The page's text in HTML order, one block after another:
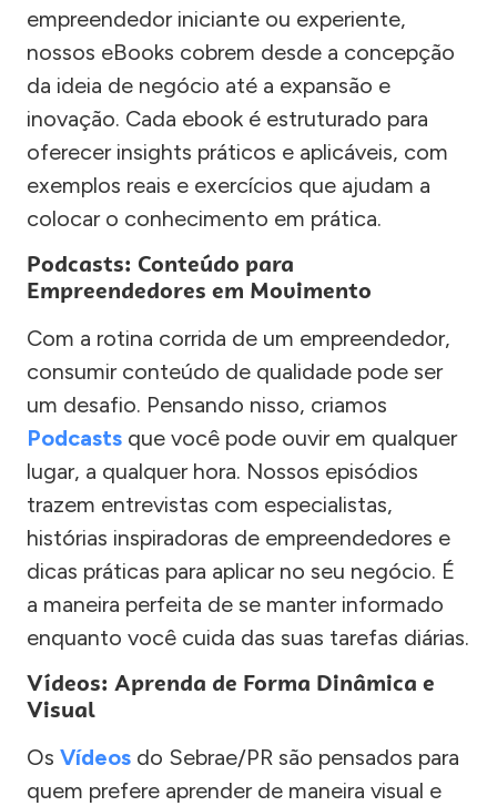
empreendedor iniciante ou experiente,
nossos eBooks cobrem desde a concepção
da ideia de negócio até a expansão e
inovação. Cada ebook é estruturado para
oferecer insights práticos e aplicáveis, com
exemplos reais e exercícios que ajudam a
colocar o conhecimento em prática.
Podcasts: Conteúdo para
Empreendedores em Movimento
Com a rotina corrida de um empreendedor,
consumir conteúdo de qualidade pode ser
um desafio. Pensando nisso, criamos
Podcasts que você pode ouvir em qualquer
lugar, a qualquer hora. Nossos episódios
trazem entrevistas com especialistas,
histórias inspiradoras de empreendedores e
dicas práticas para aplicar no seu negócio. É
a maneira perfeita de se manter informado
enquanto você cuida das suas tarefas diárias.
Vídeos: Aprenda de Forma Dinâmica e
Visual
Os Vídeos do Sebrae/PR são pensados para
quem prefere aprender de maneira visual e